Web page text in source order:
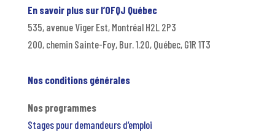
En savoir plus sur l’OFQJ Québec
535, avenue Viger Est, Montréal H2L 2P3
200, chemin Sainte-Foy, Bur. 1.20, Québec, G1R 1T3
Nos conditions générales
Nos programmes
Stages pour demandeurs d’emploi